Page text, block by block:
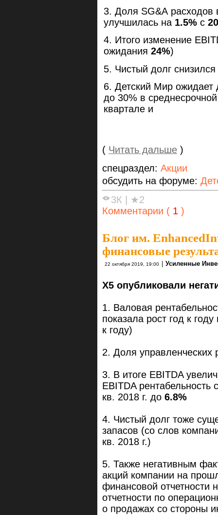
Доля SG&A расходов
улучшилась на 1.5% с
Итого изменение
ожидания 24%)
Чистый долг
Детский Мир
до 30% в
квартале и
( Читать дальше )
спецраздел: Акции
обсудить на форуме:
3К
★2
Комментарии ( 1 )
Блог им.
финансовые
22 октября 2019, 19:00 Усиленные
X5 опубликовали
1. Валовая
показала рост год к
к году)
2. Доля
3. В итоге EBITDA
EBITDA рентабельность
кв. 2018 г. до 6.8%
4. Чистый долг тоже
запасов (со слов
кв. 2018 г.)
5. Также негативным
акций компании на
финансовой
отчетности по
о продажах со стороны